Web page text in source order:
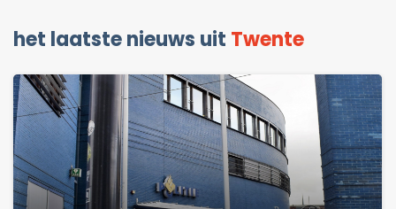
het laatste nieuws uit Twente